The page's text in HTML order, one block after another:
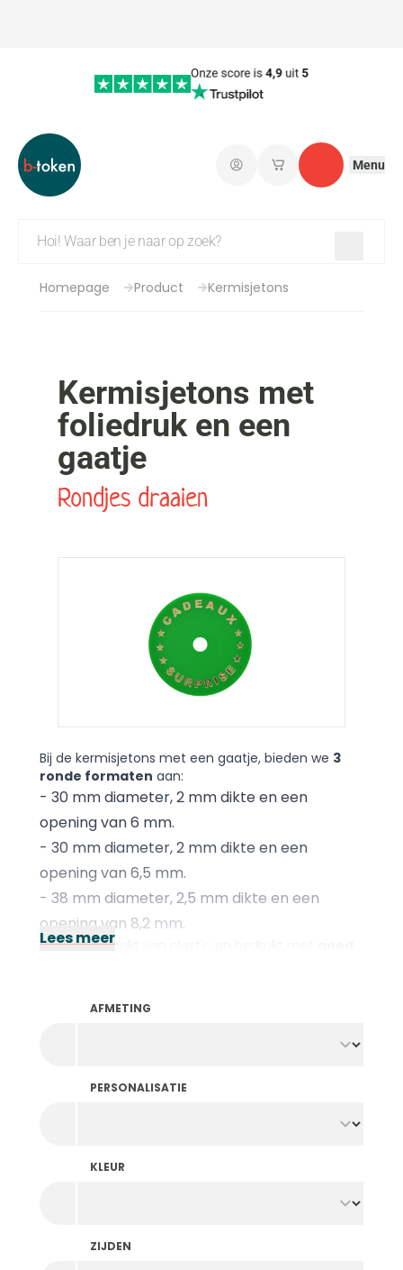
AanmeldenMijn opgeslagen
Contact
Menu
Homepage Product Kermisjetons
Kermisjetons met
foliedruk en een
gaatje
Rondjes draaien
Bij de kermisjetons met een gaatje, bieden we 3
ronde formaten aan:
- 30 mm diameter, 2 mm dikte en een
opening van 6 mm.
- 30 mm diameter, 2 mm dikte en een
opening van 6,5 mm.
- 38 mm diameter, 2,5 mm dikte en een
opening van 8,2 mm.
Ze zijn gemaakt van plastic en bedrukt met
maken we een gepersonaliseerde stempel van
jouw ontwerp die we onder hoge temperatuur
De kermisjetons zijn niet voorzien van een
Lees meer
AFMETING
PERSONALISATIE
KLEUR
ZIJDEN